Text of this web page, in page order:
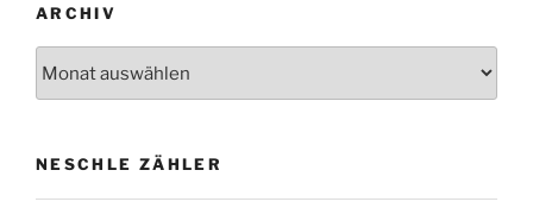
ARCHIV
NESCHLE ZÄHLER